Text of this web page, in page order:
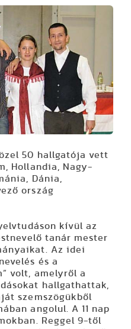
50 hallgatója vett
Hollandia, Nagy-
Dánia,
ország
kívül az
tanár mester
Az idei
és a
volt, amelyről a
hallgathattak,
szemszögükből
angolul. A 11 nap
Reggel 9-től